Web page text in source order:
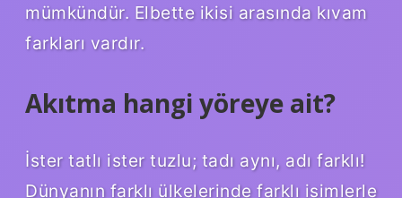
mümkündür. Elbette ikisi arasında kıvam
farkları vardır.
Akıtma hangi yöreye ait?
İster tatlı ister tuzlu; tadı aynı, adı farklı!
Dünyanın farklı ülkelerinde farklı isimlerle